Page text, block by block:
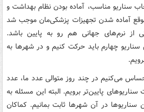
سناریو مناسب، آماده بودن نظام بهداشت و
موقع آماده شدن تجهیزات پزشکی‌مان موجب شد
از نرم‌های جهانی هم رو به پایین باشد.
چهارم باید حرکت کنیم و در شهرها به
می‌کنیم در چند روز متوالی عدد ما، عدد
پایین‌تر برویم. البته این مسئله به
در آن شهرها ثابت بمانیم. کماکان